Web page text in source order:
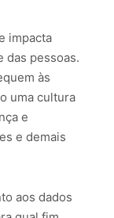
impacta
das pessoas.
às
uma cultura
e
e demais
aos dados